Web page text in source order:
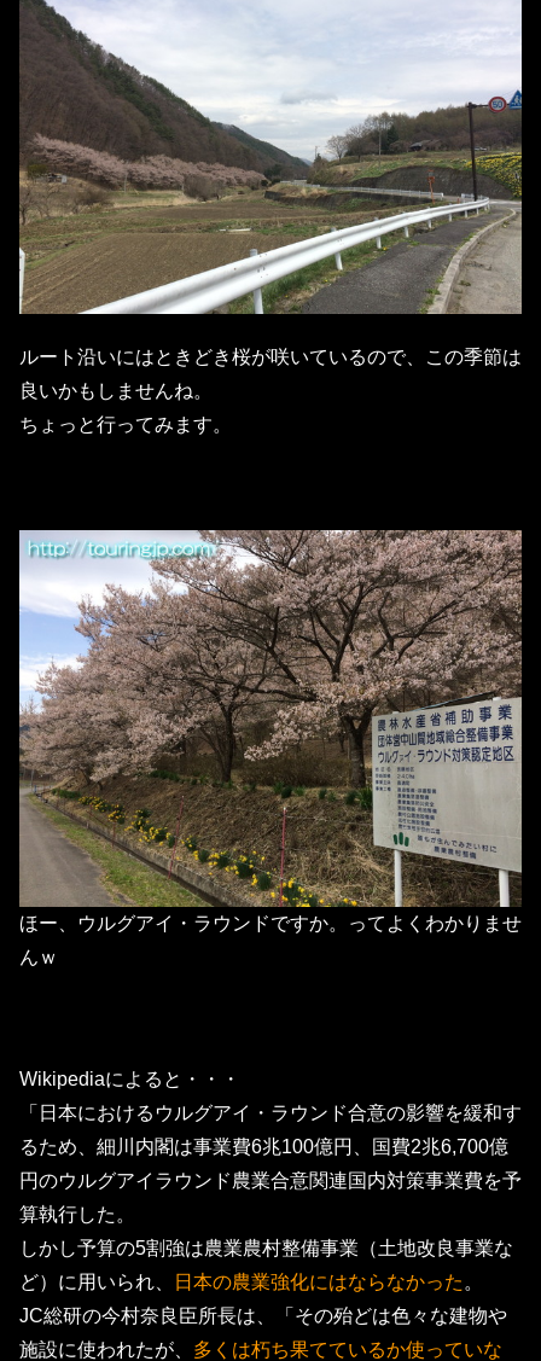
ルート沿いにはときどき桜が咲いているので、この季節は
良いかもしませんね。
ちょっと行ってみます。
ほー、ウルグアイ・ラウンドですか。ってよくわかりませ
んｗ
Wikipediaによると・・・
「日本におけるウルグアイ・ラウンド合意の影響を緩和す
るため、細川内閣は事業費6兆100億円、国費2兆6,700億
円のウルグアイラウンド農業合意関連国内対策事業費を予
算執行した。
しかし予算の5割強は農業農村整備事業（土地改良事業な
ど）に用いられ、
日本の農業強化にはならなかった 。
JC総研の今村奈良臣所長は、「その殆どは色々な建物や
施設に使われたが、 多くは朽ち果てているか使っていな